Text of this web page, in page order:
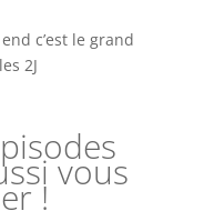
c’est le grand
2J
vous
!